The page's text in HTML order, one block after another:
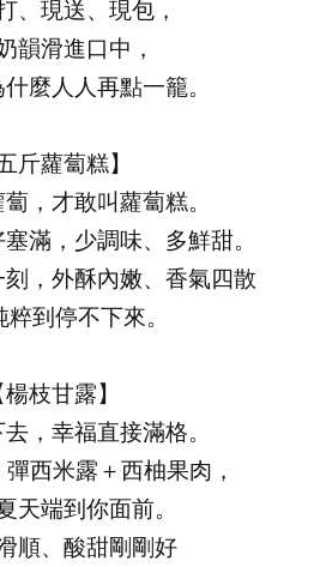
、現送、現包，
韻滑進口中，
麼人人再點一籠。
斤蘿蔔糕】
，才敢叫蘿蔔糕。
滿，少調味、多鮮甜。
，外酥內嫩、香氣四散
到停不下來。
楊枝甘露】
，幸福直接滿格。
西米露＋西柚果肉，
天端到你面前。
順、酸甜剛剛好